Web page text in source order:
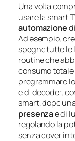
Una volta
usare la smart
automazione
Ad esempio,
spegne tutte le
routine che
consumo totale
programmare
e di decoder,
smart, dopo
presenzae di
regolando la
senza dover